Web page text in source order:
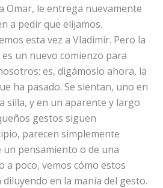
Omar, le entrega nuevamente
a pedir que elijamos.
esta vez a Vladimir. Pero la
un nuevo comienzo para
es, digámoslo ahora, la
ha pasado. Se sientan, uno en
silla, y en un aparente y largo
gestos siguen
parecen simplemente
pensamiento o de una
a poco, vemos cómo estos
en la manía del gesto.